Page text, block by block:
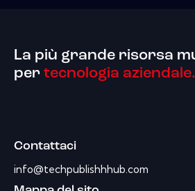
La più grande risorsa
per tecnologia aziendale.
Contattaci
info@techpublishhhub.com